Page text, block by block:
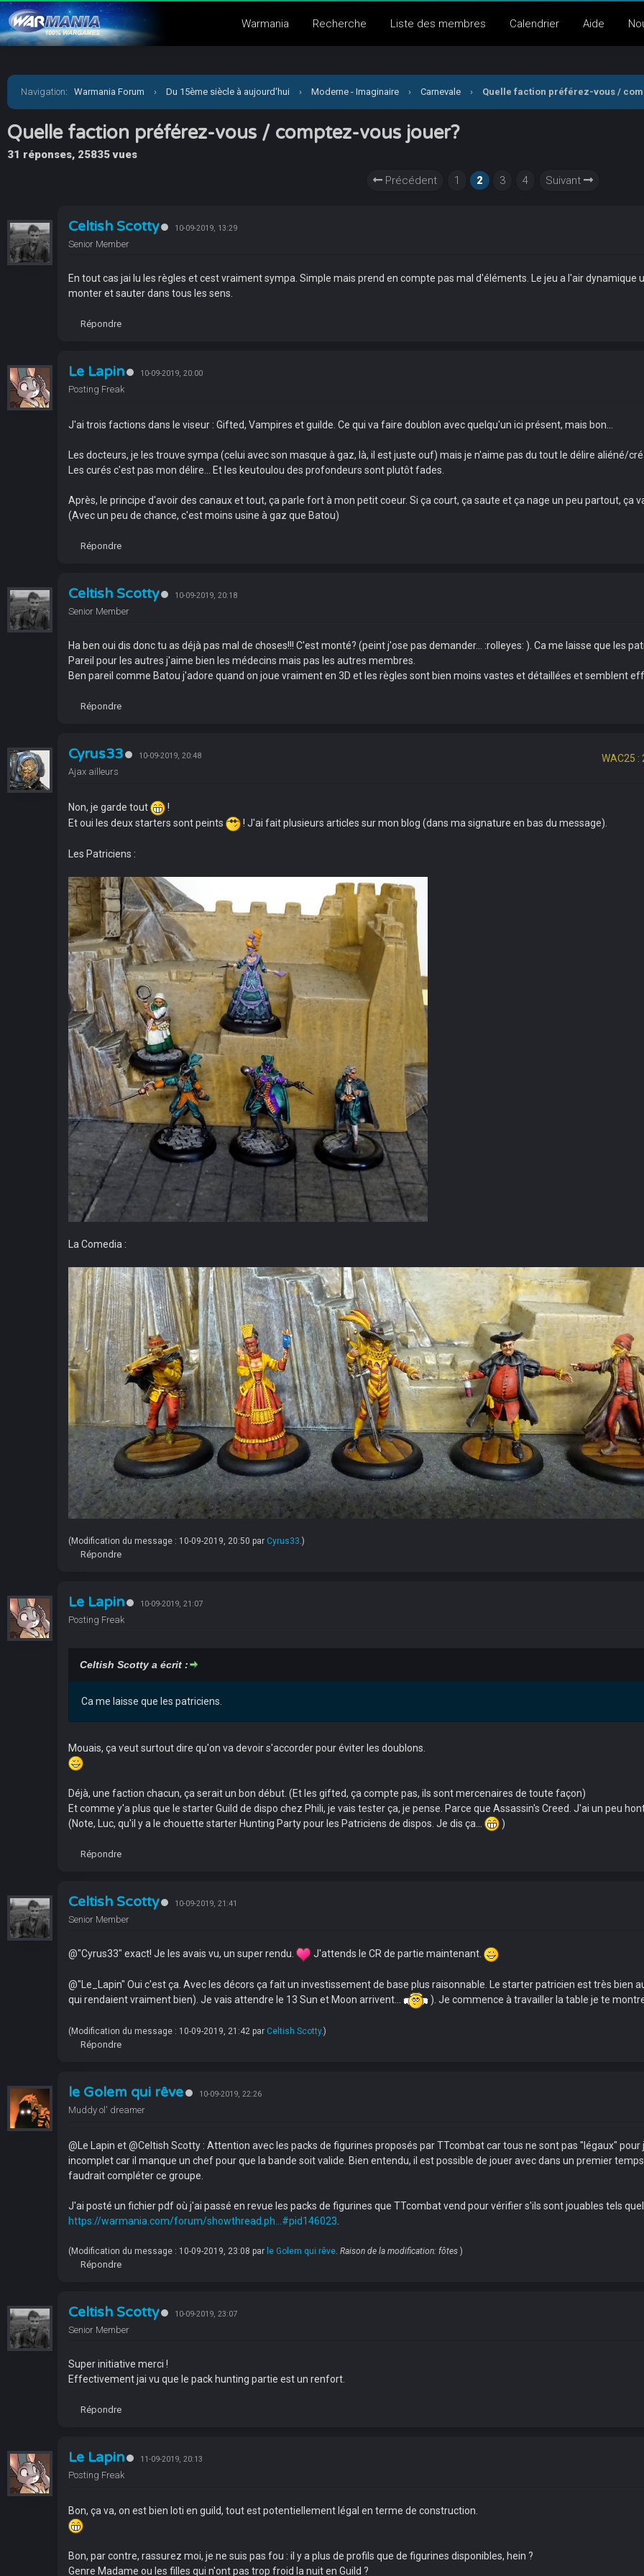
Warmania Recherche Liste des membres Calendrier Aide
Navigation: Warmania Forum › Du 15ème siècle à aujourd'hui › Moderne - Imaginaire › Carnevale › Quelle faction préférez-vous /
Quelle faction préférez-vous / comptez-vous jouer?
31 réponses, 25835 vues
Précédent
1 2 3 4 Suivant
Celtish Scotty 10-09-2019, 13:29
Senior Member
En tout cas jai lu les règles et cest vraiment sympa. Simple mais prend en compte pas mal d'éléments. Le jeu a l'air
monter et sauter dans tous les sens.
Répondre
Le Lapin 10-09-2019, 20:00
Posting Freak
J'ai trois factions dans le viseur : Gifted, Vampires et guilde. Ce qui va faire doublon avec quelqu'un ici présent, mais bon...
Les docteurs, je les trouve sympa (celui avec son masque à gaz, là, il est juste ouf) mais je n'aime pas du tout le délire aliéné/
Les curés c'est pas mon délire... Et les keutoulou des profondeurs sont plutôt fades.
Après, le principe d'avoir des canaux et tout, ça parle fort à mon petit coeur. Si ça court, ça saute et ça nage un peu partout, ça
(Avec un peu de chance, c'est moins usine à gaz que Batou)
Répondre
Celtish Scotty 10-09-2019, 20:18
Senior Member
Ha ben oui dis donc tu as déjà pas mal de choses!!! C'est monté? (peint j'ose pas demander... :rolleyes: ). Ca me laisse que les
Pareil pour les autres j'aime bien les médecins mais pas les autres membres.
Ben pareil comme Batou j'adore quand on joue vraiment en 3D et les règles sont bien moins vastes et détaillées et semblent
Répondre
Cyrus33 10-09-2019, 20:48
Ajax ailleurs
WAC25 :
Non, je garde tout
!
Et oui les deux starters sont peints
! J'ai fait plusieurs articles sur mon blog (dans ma signature en bas du message).
Les Patriciens :
La Comedia :
(Modification du message : 10-09-2019, 20:50 par Cyrus33 .)
Répondre
Le Lapin 10-09-2019, 21:07
Posting Freak
Celtish Scotty a écrit :
Ca me laisse que les patriciens.
Mouais, ça veut surtout dire qu'on va devoir s'accorder pour éviter les doublons.
Déjà, une faction chacun, ça serait un bon début. (Et les gifted, ça compte pas, ils sont mercenaires de toute façon)
Et comme y'a plus que le starter Guild de dispo chez Phili, je vais tester ça, je pense. Parce que Assassin's Creed. J'ai un peu
(Note, Luc, qu'il y a le chouette starter Hunting Party pour les Patriciens de dispos. Je dis ça...
)
Répondre
Celtish Scotty 10-09-2019, 21:41
Senior Member
@"Cyrus33" exact! Je les avais vu, un super rendu. J'attends le CR de partie maintenant.
@"Le_Lapin" Oui c'est ça. Avec les décors ça fait un investissement de base plus raisonnable. Le starter patricien est très bien
qui rendaient vraiment bien). Je vais attendre le 13 Sun et Moon arrivent...
). Je commence à travailler la table je te
(Modification du message : 10-09-2019, 21:42 par Celtish Scotty.)
Répondre
le Golem qui rêve 10-09-2019, 22:26
Muddy ol' dreamer
@Le Lapin et @Celtish Scotty : Attention avec les packs de figurines proposés par TTcombat car tous ne sont pas "légaux"
incomplet car il manque un chef pour que la bande soit valide. Bien entendu, il est possible de jouer avec dans un premier
faudrait compléter ce groupe.
J'ai posté un fichier pdf où j'ai passé en revue les packs de figurines que TTcombat vend pour vérifier s'ils sont jouables tels
https://warmania.com/forum/showthread.ph...#pid146023
(Modification du message : 10-09-2019, 23:08 par le Golem qui rêve. Raison de la modification: fôtes )
Répondre
Celtish Scotty 10-09-2019, 23:07
Senior Member
Super initiative merci !
Effectivement jai vu que le pack hunting partie est un renfort.
Répondre
Le Lapin 11-09-2019, 20:13
Posting Freak
Bon, ça va, on est bien loti en guild, tout est potentiellement légal en terme de construction.
Bon, par contre, rassurez moi, je ne suis pas fou : il y a plus de profils que de figurines disponibles, hein ?
Genre Madame ou les filles qui n'ont pas trop froid la nuit en Guild ?